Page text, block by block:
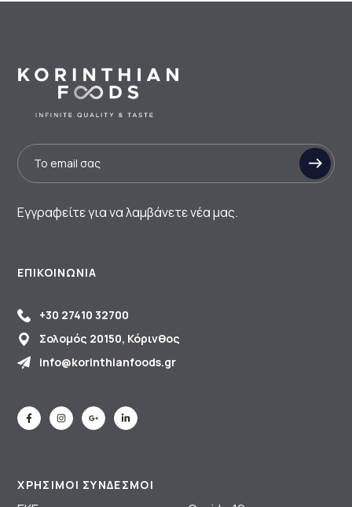
Εγγραφείτε για να λαμβάνετε νέα μας.
ΕΠΙΚΟΙΝΩΝΊΑ
+30 27410 32700
Σολομός 20150, Κόρινθος
info@korinthianfoods.gr
ΧΡΗΣΙΜΟΙ ΣΥΝΔΕΣΜΟΙ